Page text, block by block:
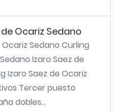
Ocariz Sedano
Sedano Curling
Izaro Saez de
Izaro Saez de Ocariz
Tercer puesto
dobles...